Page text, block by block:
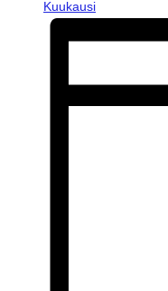
Kuukausi